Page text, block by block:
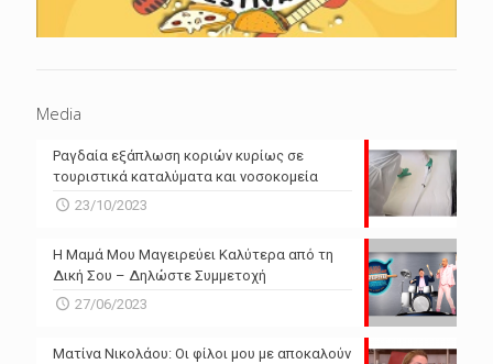
Media
Ραγδαία εξάπλωση κοριών κυρίως σε
τουριστικά καταλύματα και νοσοκομεία
23/10/2023
Η Μαμά Μου Μαγειρεύει Καλύτερα από τη
Δική Σου – Δηλώστε Συμμετοχή
27/06/2023
Ματίνα Νικολάου: Οι φίλοι μου με αποκαλούν